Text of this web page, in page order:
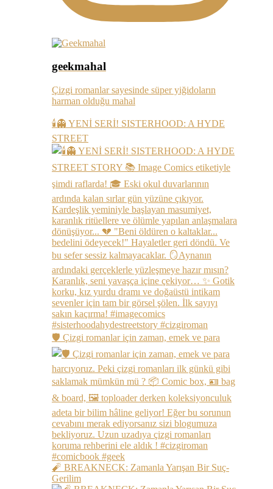
geekmahal
Çizgi romanlar sayesinde süper yiğidoların
harman olduğu mahal
🕯️👻 YENİ SERİ! SISTERHOOD: A HYDE
STREET
🛡️ Çizgi romanlar için zaman, emek ve para
🧨 BREAKNECK: Zamanla Yarışan Bir Suç-
Gerilim